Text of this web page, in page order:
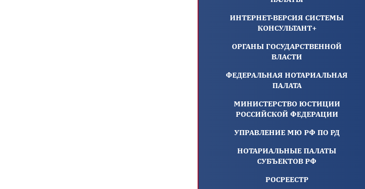
ИНТЕРНЕТ-ВЕРСИЯ СИСТЕМЫ
КОНСУЛЬТАНТ+
ОРГАНЫ ГОСУДАРСТВЕННОЙ
ВЛАСТИ
ФЕДЕРАЛЬНАЯ НОТАРИАЛЬНАЯ
ПАЛАТА
МИНИСТЕРСТВО ЮСТИЦИИ
РОССИЙСКОЙ ФЕДЕРАЦИИ
УПРАВЛЕНИЕ МЮ РФ ПО РД
НОТАРИАЛЬНЫЕ ПАЛАТЫ
СУБЪЕКТОВ РФ
РОСРЕЕСТР